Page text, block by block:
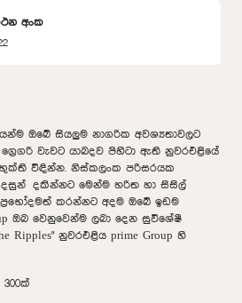
අංක
ඔබේ සියලුම නාගරික අවශ්‍යතාවලට
වැවට යාබදව පිහිටා ඇති නුවරඑළියේ
විඳින්න. නිස්කලංක පරිසරයක
දකින්නට මෙන්ම හරිත හා සිසිල්
කරන්නට අදම ඔබේ ඉඩම
ඔබ වෙනුවෙන්ම ලබා දෙන සුවිශේෂී
Ripples" නුවරඑළිය prime Group හි
300ක්